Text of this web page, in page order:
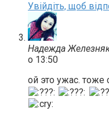
Увійдіть, щоб
Надежда
о 13:50
ой это ужас.